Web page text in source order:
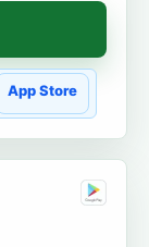
App Store